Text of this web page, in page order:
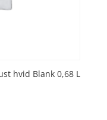
hvid Blank 0,68 L